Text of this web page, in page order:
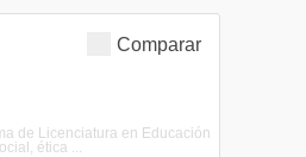
Comparar
de Licenciatura en Educación
ética ...